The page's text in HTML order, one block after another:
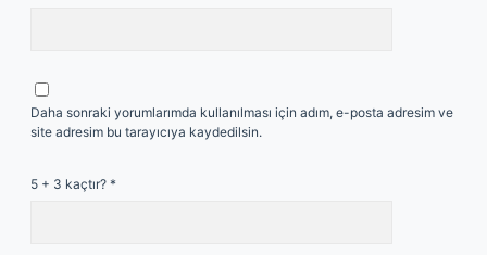
Daha sonraki yorumlarımda kullanılması için adım, e-posta adresim ve
site adresim bu tarayıcıya kaydedilsin.
5 + 3 kaçtır? *